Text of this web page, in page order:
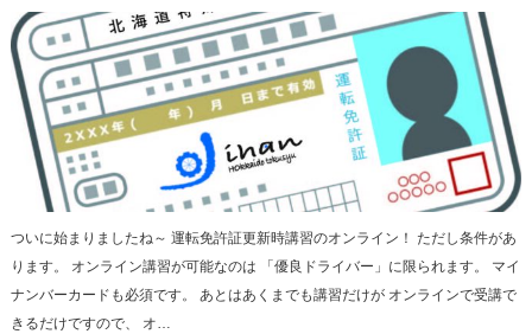
ついに始まりましたね～ 運転免許証更新時講習のオンライン！ ただし条件があ
ります。 オンライン講習が可能なのは 「優良ドライバー」に限られます。 マイ
ナンバーカードも必須です。 あとはあくまでも講習だけが オンラインで受講で
きるだけですので、 オ…